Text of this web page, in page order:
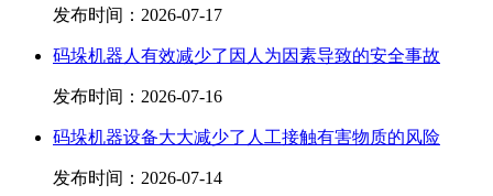
发布时间： 2026-07-17
码垛机器人有效减少了因人为因素导致的安全事故
发布时间： 2026-07-16
码垛机器设备大大减少了人工接触有害物质的风险
发布时间： 2026-07-14